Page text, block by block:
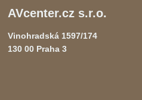
AVcenter.cz s.r.o.
Vinohradská 1597/174
130 00 Praha 3